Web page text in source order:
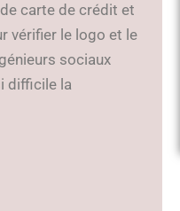
carte de crédit et
vérifier le logo et le
sociaux
difficile la